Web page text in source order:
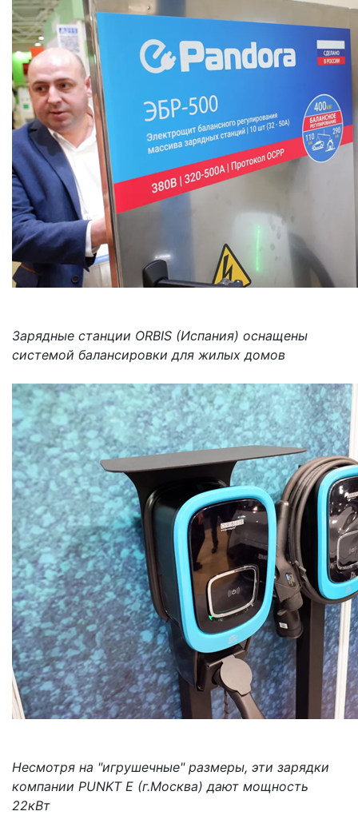
Зарядные станции ORBIS (Испания) оснащены
системой балансировки для жилых домов
Несмотря на "игрушечные" размеры, эти зарядки
компании PUNKT E (г.Москва) дают мощность
22кВт